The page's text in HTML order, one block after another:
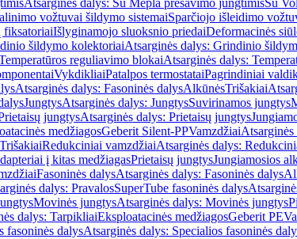
Atsarginės dalys: Su Mepla presavimo jungtimisSu
vožtuvai šildymo sistemaiSparčiojo išleidimo
fiksatoriaiIšlyginamojo sluoksnio priedaiDeformacinės
šildymo kolektoriaiAtsarginės dalys: Grindinio
reguliavimo blokaiAtsarginės dalys:
VykdikliaiPatalpos termostataiPagrindiniai
Atsarginės dalys: Fasoninės dalysAlkūnėsTrišakiai
JungtysAtsarginės dalys: JungtysSuvirinamos jungtys
jungtysAtsarginės dalys: Prietaisų jungtys
medžiagosGeberit Silent-PPVamzdžiai
Redukciniai vamzdžiaiAtsarginės dalys:
į kitas medžiagasPrietaisų jungtysJungiamosios
Fasoninės dalysAtsarginės dalys: Fasoninės dalys
dalys: PravalosSuperTube fasoninės dalys
Movinės jungtysAtsarginės dalys: Movinės jungtys
dalys: TarpikliaiEksploatacinės medžiagosGeberit PE
fasoninės dalysAtsarginės dalys: Specialios fasoninės